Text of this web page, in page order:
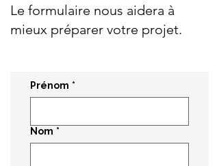
Le formulaire nous aidera à
mieux préparer votre projet.
Prénom *
Nom *